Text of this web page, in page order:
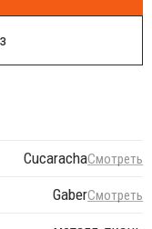
CucarachaСмотреть
GaberСмотреть